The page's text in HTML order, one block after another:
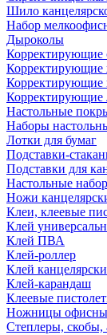
Шило
Набор
Дыроколы
Корректирующие
Корректирующие
Корректирующие
Корректирующие
Настольные
Наборы
Лотки для бумаг
Подставки-
Подставки для
Настольные
Ножи
Клеи, клеевые
Клей
Клей ПВА
Клей-роллер
Клей
Клей-карандаш
Клеевые
Ножницы
Степлеры, скобы,